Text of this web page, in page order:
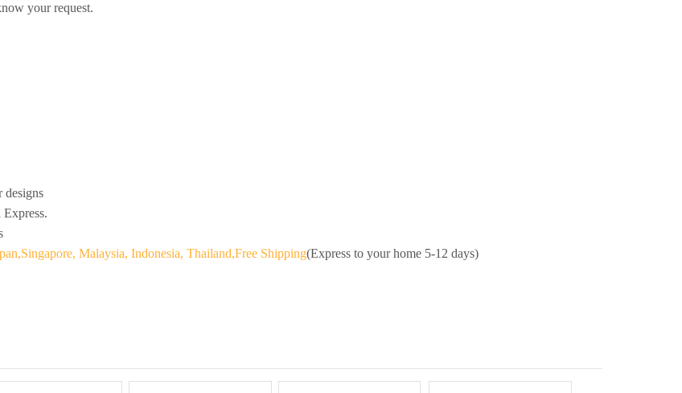
your request.
designs
Malaysia, Indonesia, Thailand,Free Shipping(Express to your home 5-12 days)